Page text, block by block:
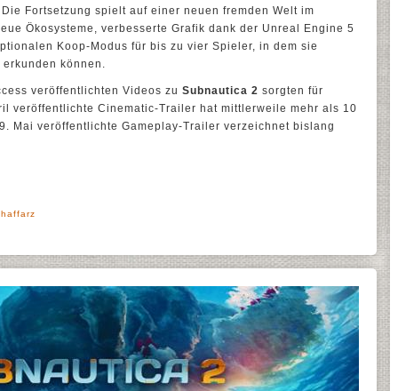
Fortsetzung spielt auf einer neuen fremden Welt im
Ökosysteme, verbesserte Grafik dank der Unreal Engine 5
Koop-Modus für bis zu vier Spieler, in dem sie
können.
veröffentlichten Videos zu Subnautica 2 sorgten für
veröffentlichte Cinematic-Trailer hat mittlerweile mehr als 10
Mai veröffentlichte Gameplay-Trailer verzeichnet bislang